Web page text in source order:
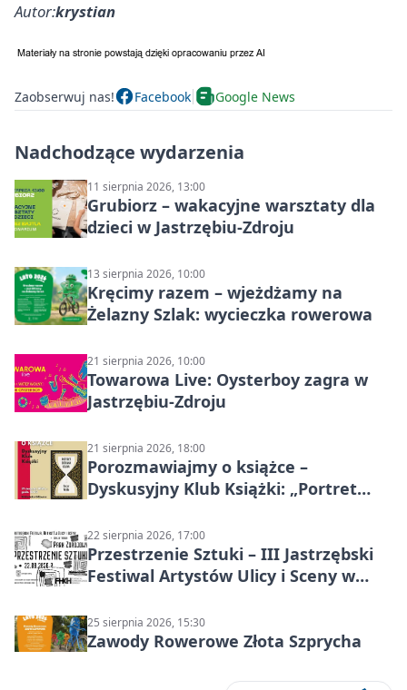
Autor:krystian
Zaobserwuj nas! Facebook Google News
Nadchodzące wydarzenia
11 sierpnia 2026, 13:00
Grubiorz – wakacyjne warsztaty dla
dzieci w Jastrzębiu-Zdroju
13 sierpnia 2026, 10:00
Kręcimy razem – wjeżdżamy na
Żelazny Szlak: wycieczka rowerowa
21 sierpnia 2026, 10:00
Towarowa Live: Oysterboy zagra w
Jastrzębiu-Zdroju
21 sierpnia 2026, 18:00
Porozmawiajmy o książce –
Dyskusyjny Klub Książki: „Portret
22 sierpnia 2026, 17:00
Przestrzenie Sztuki – III Jastrzębski
Festiwal Artystów Ulicy i Sceny w
25 sierpnia 2026, 15:30
Zawody Rowerowe Złota Szprycha